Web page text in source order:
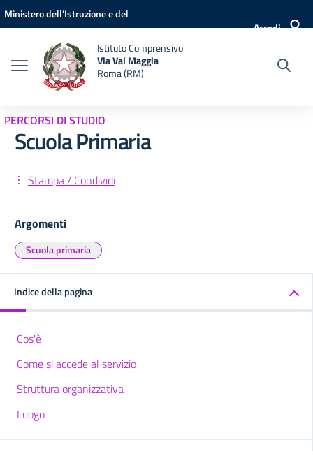
Vai ai contenuti
Vai al menu di navigazione
Vai al footer
Ministero dell'Istruzione e del
Accedi
Istituto Comprensivo
Via Val Maggia
Roma (RM)
PERCORSI DI STUDIO
Scuola Primaria
Stampa / Condividi
Argomenti
Scuola primaria
Indice della pagina
Cos'è
Come si accede al servizio
Struttura organizzativa
Luogo